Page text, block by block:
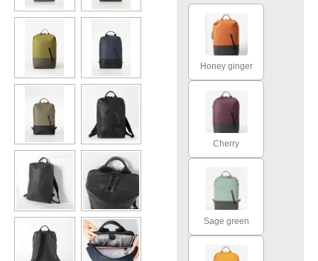
Honey ginger
Cherry
Sage green